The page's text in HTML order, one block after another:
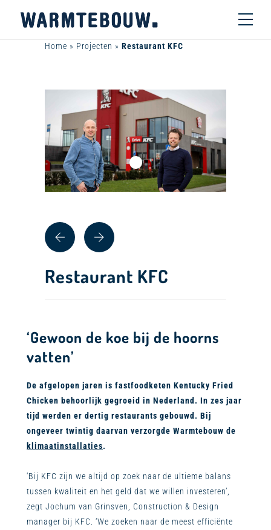
Home » Projecten » Restaurant KFC
Restaurant KFC
‘Gewoon de koe bij de hoorns
vatten’
De afgelopen jaren is fastfoodketen Kentucky Fried
Chicken behoorlijk gegroeid in Nederland. In zes jaar
tijd werden er dertig restaurants gebouwd. Bij
ongeveer twintig daarvan verzorgde Warmtebouw de
klimaatinstallaties.
‘Bij KFC zijn we altijd op zoek naar de ultieme balans
tussen kwaliteit en het geld dat we willen investeren’,
zegt Jochum van Grinsven, Construction & Design
manager bij KFC. ‘We zoeken naar de meest efficiënte